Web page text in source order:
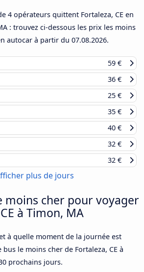
4 opérateurs quittent Fortaleza, CE en
: trouvez ci-dessous les prix les moins
autocar à partir du 07.08.2026.
59 €
36 €
25 €
35 €
40 €
32 €
32 €
plus de jours
moins cher pour voyager
à Timon, MA
à quelle moment de la journée est
le moins cher de Fortaleza, CE à
prochains jours.